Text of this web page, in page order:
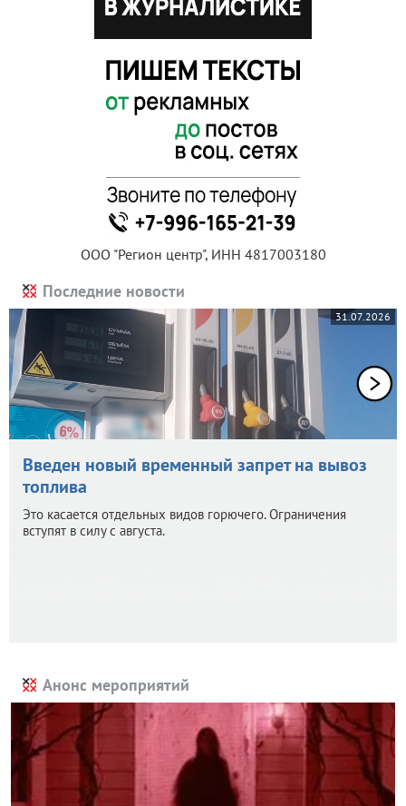
ООО "Регион центр", ИНН 4817003180
Последние новости
31.07.2026
Введен новый временный запрет на вывоз
топлива
Это касается отдельных видов горючего. Ограничения
вступят в силу с августа.
Анонс мероприятий